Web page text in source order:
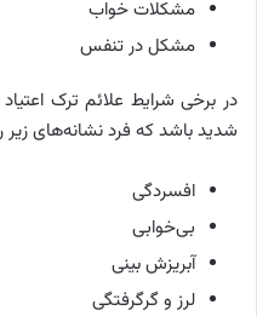
مشکلات خواب
مشکل در تنفس
در برخی شرایط علائم ترک
شدید باشد که فرد نشانه‌های زیر
افسردگی
بی‌خوابی
آبریزش بینی
لرز و گرگرفتگی